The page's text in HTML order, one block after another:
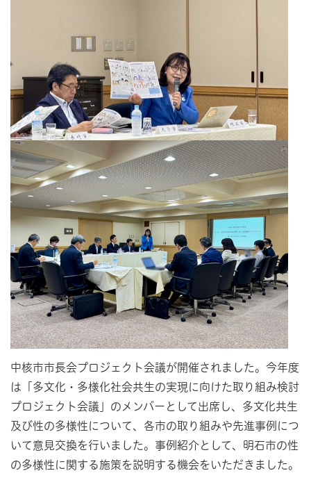
中核市市長会プロジェクト会議が開催されました。今年度
は「多文化・多様化社会共生の実現に向けた取り組み検討
プロジェクト会議」のメンバーとして出席し、多文化共生
及び性の多様性について、各市の取り組みや先進事例につ
いて意見交換を行いました。事例紹介として、明石市の性
の多様性に関する施策を説明する機会をいただきました。